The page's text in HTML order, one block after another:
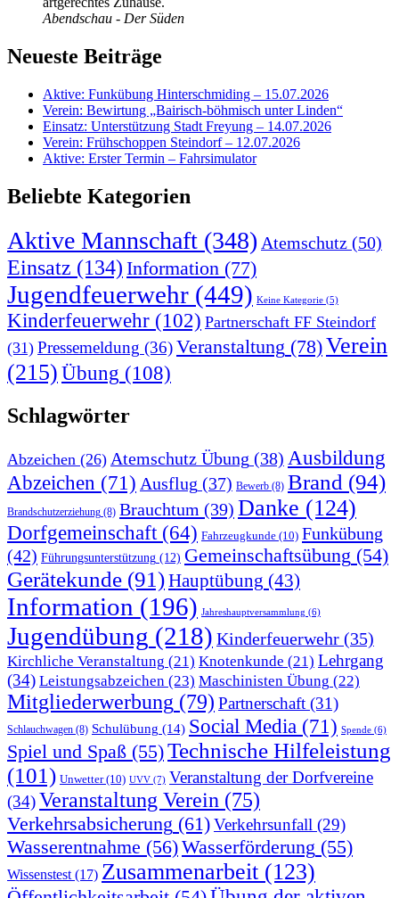
Abendschau - Der Süden
Neueste Beiträge
Aktive: Funkübung Hinterschmiding – 15.07.2026
Verein: Bewirtung „Bairisch-böhmisch unter Linden“
Einsatz: Unterstützung Stadt Freyung – 14.07.2026
Verein: Frühschoppen Steindorf – 12.07.2026
Aktive: Erster Termin – Fahrsimulator
Beliebte Kategorien
Aktive Mannschaft (348) Atemschutz (50)
Einsatz (134) Information (77)
Jugendfeuerwehr (449) Keine Kategorie (5)
Kinderfeuerwehr (102) Partnerschaft FF Steindorf
(31) Pressemeldung (36)Veranstaltung (78)Verein
(215)Übung (108)
Schlagwörter
Abzeichen (26) Atemschutz Übung (38) Ausbildung
Abzeichen (71) Ausflug (37) Bewerb (8) Brand (94)
Brandschutzerziehung (8) Brauchtum (39) Danke (124)
Dorfgemeinschaft (64) Fahrzeugkunde (10) Funkübung
(42) Führungsunterstützung (12) Gemeinschaftsübung (54)
Gerätekunde (91)Hauptübung (43)
Information (196) Jahreshauptversammlung (6)
Jugendübung (218) Kinderfeuerwehr (35)
Kirchliche Veranstaltung (21) Knotenkunde (21) Lehrgang
(34) Leistungsabzeichen (23) Maschinisten Übung (22)
Mitgliederwerbung (79) Partnerschaft (31)
Schlauchwagen (8) Schulübung (14) Social Media (71) Spende (6)
Spiel und Spaß (55)Technische Hilfeleistung
(101) Unwetter(10) UVV (7) Veranstaltung der Dorfvereine
(34)Veranstaltung Verein (75)
Verkehrsabsicherung (61)Verkehrsunfall (29)
Wasserentnahme (56)Wasserförderung (55)
Wissenstest (17) Zusammenarbeit (123)